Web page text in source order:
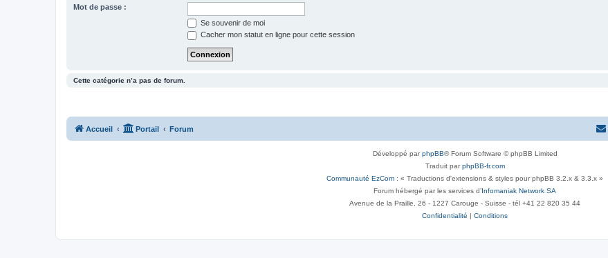
Mot de passe :
Se souvenir de moi
Cacher mon statut en ligne pour cette session
Cette catégorie n’a pas de forum.
Accueil Portail Forum
Développé parphpBB® Forum Software © phpBB Limited
Traduit parphpBB-fr.com
Communauté EzCom : « Traductions d'extensions & styles pour phpBB 3.2.x & 3.3.x »
Forum hébergé par les services d’Infomaniak Network SA
Avenue de la Praille, 26 - 1227 Carouge - Suisse - tél +41 22 820 35 44
Confidentialité | Conditions